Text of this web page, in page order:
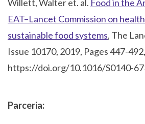
Willett, Walter et. al. Food in the
EAT–Lancet Commission on
sustainable food systems, The
Issue 10170, 2019, Pages 447-492,
https://doi.org/10.1016/S0140-
Parceria: